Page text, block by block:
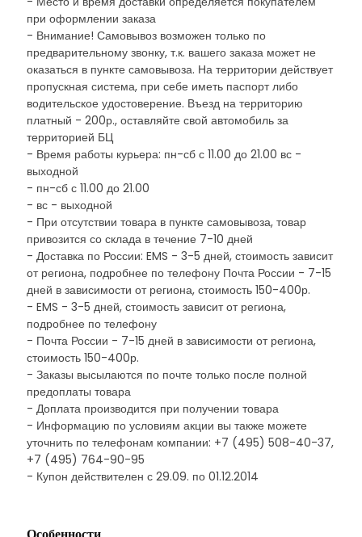
при оформлении заказа
- Внимание! Самовывоз возможен только по
предварительному звонку, т.к. вашего заказа может не
оказаться в пункте самовывоза. На территории действует
пропускная система, при себе иметь паспорт либо
водительское удостоверение. Въезд на территорию
платный - 200р., оставляйте свой автомобиль за
территорией БЦ
- Время работы курьера: пн-сб с 11.00 до 21.00 вс -
выходной
- пн-сб с 11.00 до 21.00
- вс - выходной
- При отсутствии товара в пункте самовывоза, товар
привозится со склада в течение 7-10 дней
- Доставка по России: EMS - 3-5 дней, стоимость зависит
от региона, подробнее по телефону Почта России - 7-15
дней в зависимости от региона, стоимость 150-400р.
- EMS - 3-5 дней, стоимость зависит от региона,
подробнее по телефону
- Почта России - 7-15 дней в зависимости от региона,
стоимость 150-400р.
- Заказы высылаются по почте только после полной
предоплаты товара
- Доплата производится при получении товара
- Информацию по условиям акции вы также можете
уточнить по телефонам компании: +7 (495) 508-40-37,
+7 (495) 764-90-95
- Купон действителен с 29.09. по 01.12.2014